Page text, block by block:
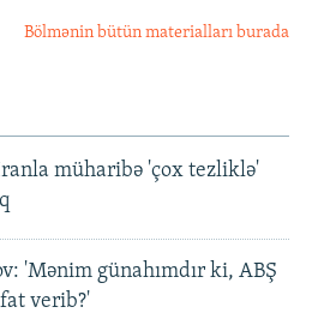
Bölmənin bütün materialları burada
müharibə 'çox tezliklə'
'Mənim günahımdır ki, ABŞ
verib?'